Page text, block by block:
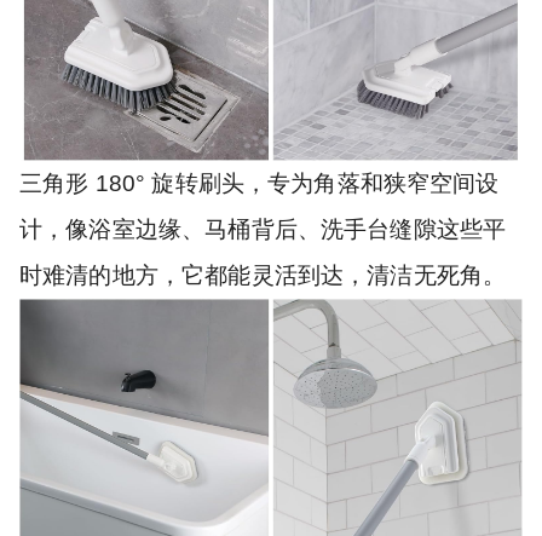
三角形 180° 旋转刷头，专为角落和狭窄空间设
计，像浴室边缘、马桶背后、洗手台缝隙这些平
时难清的地方，它都能灵活到达，清洁无死角。